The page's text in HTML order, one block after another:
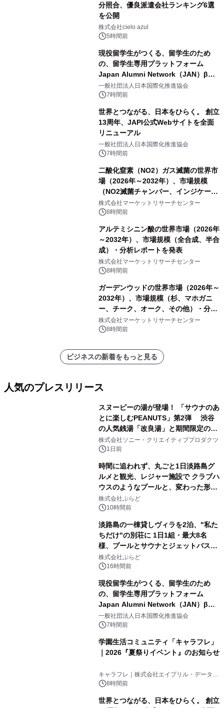
分照合、優良派遣会社ランキング6選
を公開
株式会社cielo azul
5時間前
現役留学生がつくる、留学生のため
の、留学生専用プラットフォーム
Japan Alumni Network（JAN）β版
をリリース
一般社団法人日本国際化推進協会
7時間前
世界とつながる、日本をひらく。 創立
13周年、JAPI公式Webサイトを全面
リニューアル
一般社団法人日本国際化推進協会
7時間前
二酸化窒素（NO2）ガス滅菌の世界市
場（2026年～2032年）、市場規模
（NO2滅菌チャンバー、インジケータ
ーおよびモニタリングシステム、その
他）・分析レポートを発表
株式会社マーケットリサーチセンター
8時間前
アルテミシニン酸の世界市場（2026年
～2032年）、市場規模（全合成、半合
成）・分析レポートを発表
株式会社マーケットリサーチセンター
8時間前
ガーデンウッドの世界市場（2026年～
2032年）、市場規模（杉、マホガニ
ー、チーク、オーク、その他）・分析
レポートを発表
株式会社マーケットリサーチセンター
8時間前
ビジネスの新着をもっと見る
人気のプレスリリース
スヌーピーの湯が登場！ 「サウナのあ
とに楽しむPEANUTS」第2弾 渋谷
の人気銭湯「改良湯」と期間限定のコ
ラボレーション サウナイキタイコラ
ボグッズも発売決定！
株式会社ソニー・クリエイティブプロダクツ
1日前
時間に追われず、丸ごと1日淡路島グ
ルメと観光、レジャー施設で クラブハ
ウスのようなプールと、変わった形の
サウナも 「THE BOXY AWAJI」のお
得な素泊まり連泊プランで
株式会社ぷらど
10時間前
淡路島の一棟貸しヴィラを2泊、"私た
ちだけ"の別荘に 1日1組・最大8名
様、プールとサウナとジェットバス付
きで Villa Mon Temps AWAJIの連泊
素泊りプラン
株式会社ぷらど
16時間前
現役留学生がつくる、留学生のため
の、留学生専用プラットフォーム
Japan Alumni Network（JAN）β版
をリリース
一般社団法人日本国際化推進協会
7時間前
学園生活コミュニティ「キャラフレ」
｜2026『夏祭りイベント』のお知らせ
キャラフレ｜株式会社エイプリル・データ・
デザインズ
8時間前
世界とつながる、日本をひらく。 創立